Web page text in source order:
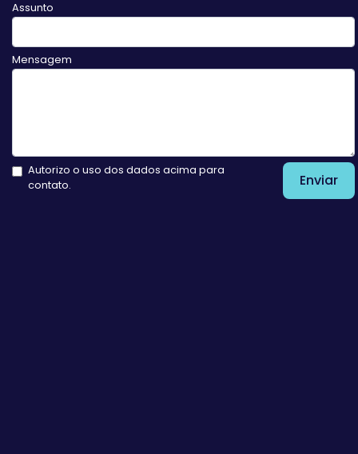
Assunto
Mensagem
Autorizo o uso dos dados acima para
contato.
Enviar